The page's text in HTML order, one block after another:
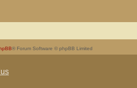
® Forum Software © phpBB Limited